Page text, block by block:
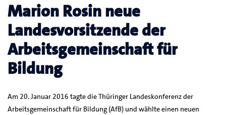
Marion Rosin neue
Landesvorsitzende der
Arbeitsgemeinschaft für
Bildung
Am 20. Januar 2016 tagte die Thüringer Landeskonferenz der
Arbeitsgemeinschaft für Bildung (AfB) und wählte einen neuen